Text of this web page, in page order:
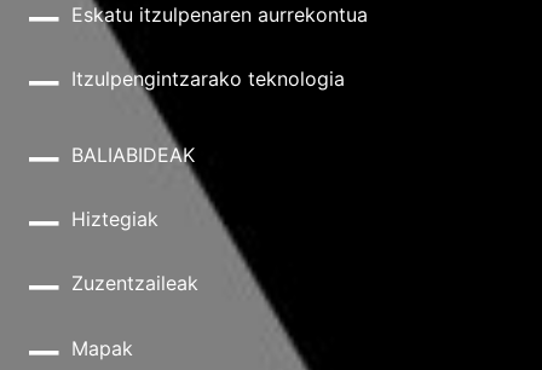
Eskatu itzulpenaren aurrekontua
Itzulpengintzarako teknologia
BALIABIDEAK
Hiztegiak
Zuzentzaileak
Mapak